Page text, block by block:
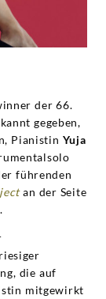
der 66.
gegeben,
Pianistin Yuja
führenden
an der Seite
die auf
mitgewirkt